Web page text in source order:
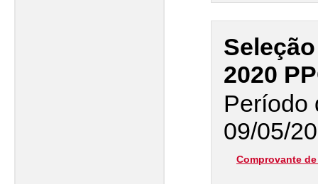
2020
Período
09/05/
Comprovante